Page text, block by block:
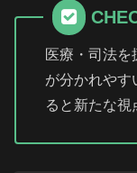
医療・司法を
が分かれやす
ると新たな視